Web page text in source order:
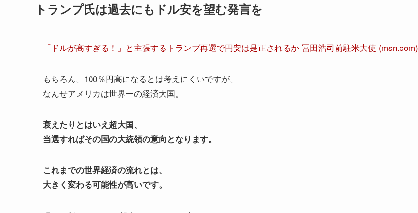
トランプ氏は過去にもドル安を望む発言を
「ドルが高すぎる！」と主張するトランプ再選で円安は是正されるか 冨田浩司前駐米大使 (msn.com)
もちろん、100％円高になるとは考えにくいですが、
なんせアメリカは世界一の経済大国。
衰えたりとはいえ超大国、
当選すればその国の大統領の意向となります。
これまでの世界経済の流れとは、
大きく変わる可能性が高いです。